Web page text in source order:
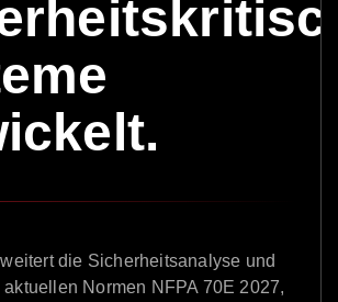
die Sicherheitsanalyse und
aktuellen Normen NFPA 70E 2027,